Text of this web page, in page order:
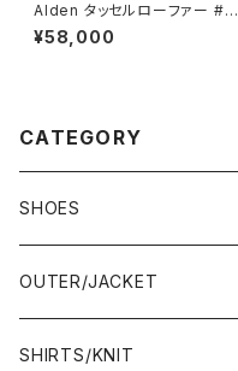
Alden タッセルローファー #60
4 6E
¥58,000
CATEGORY
SHOES
21.5-22.0 cm
22.0-22.5 cm
OUTER/JACKET
SHIRTS/KNIT